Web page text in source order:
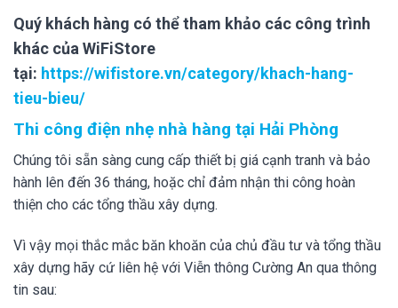
Quý khách hàng có thể tham khảo các công trình
khác của WiFiStore
tại: https://wifistore.vn/category/khach-hang-
tieu-bieu/
Thi công điện nhẹ nhà hàng tại Hải Phòng
Chúng tôi sẵn sàng cung cấp thiết bị giá cạnh tranh và bảo
hành lên đến 36 tháng, hoặc chỉ đảm nhận thi công hoàn
thiện cho các tổng thầu xây dựng.
Vì vậy mọi thắc mắc băn khoăn của chủ đầu tư và tổng thầu
xây dựng hãy cứ liên hệ với Viễn thông Cường An qua thông
tin sau: